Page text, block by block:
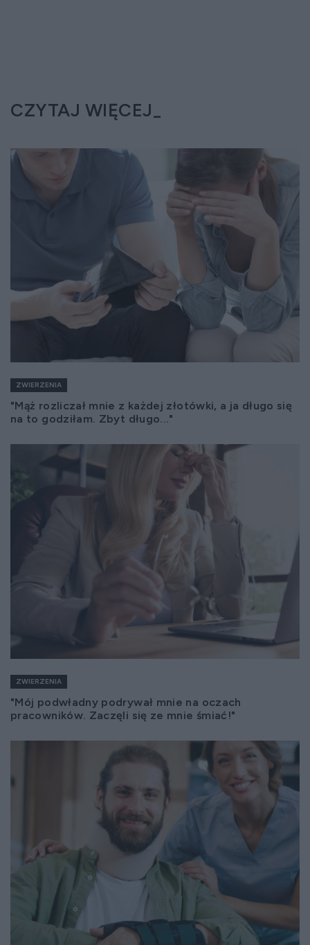
CZYTAJ WIĘCEJ
ZWIERZENIA
"Mąż rozliczał mnie z każdej złotówki, a ja długo się
na to godziłam. Zbyt długo..."
ZWIERZENIA
"Mój podwładny podrywał mnie na oczach
pracowników. Zaczęli się ze mnie śmiać!"